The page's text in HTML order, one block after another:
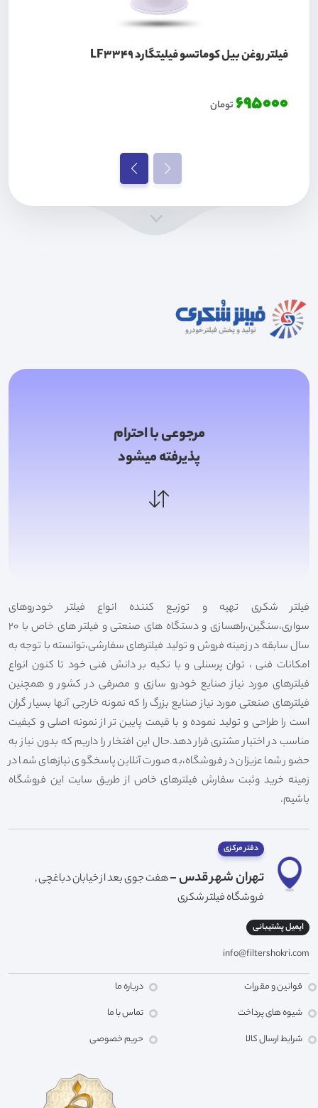
فیلتر روغن بیل کوماتسو فیلیتگارد LF3349
695000تومان
مرجوعی با احترام
پذیرفته میشود
فیلتر شکری تهیه و توزیع کننده انواع فیلتر خودروهای
سواری،سنگین،راهسازی و دستگاه های صنعتی و فیلتر های خاص با 20
سال سابقه در زمینه فروش و تولید فیلترهای سفارشی،توانسته با توجه به
امکانات فنی ، توان پرسنلی و با تکیه بر دانش فنی خود تا کنون انواع
فیلترهای مورد نیاز صنایع خودرو سازی و مصرفی در کشور و همچنین
فیلترهای صنعتی مورد نیاز صنایع بزرگ را که نمونه خارجی آنها بسیار گران
است را طراحی و تولید نموده و با قیمت پایین تر از نمونه اصلی و کیفیت
مناسب در اختیار مشتری قرار دهد.حال این افتخار را داریم که بدون نیاز به
حضور شما عزیزان در فروشگاه،به صورت آنلاین پاسخگوی نیازهای شما در
زمینه خرید وثبت سفارش فیلترهای خاص از طریق سایت این فروشگاه
باشیم.
دفتر مرکزی
تهران شهر قدس -هفت جوی بعد از خیابان دباغچی ,
فروشگاه فیلتر شکری
ایمیل پشتیبانی
info@filtershokri.com
قوانین و مقررات
شیوه های پرداخت
شرایط ارسال کالا
درباره ما
تماس با ما
حریم خصوصی